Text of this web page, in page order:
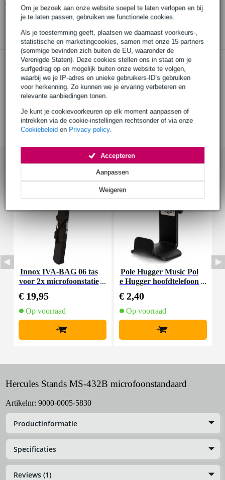
Om je bezoek aan onze website soepel te laten verlopen en bij
je te laten passen, gebruiken we functionele cookies.
Als je toestemming geeft, plaatsen we daarnaast voorkeurs-,
statistische en marketingcookies, samen met onze 15 partners
(sommige bevinden zich buiten de EU, waaronder de
Verenigde Staten). Deze cookies stellen ons in staat om je
surfgedrag op en mogelijk buiten onze website te volgen,
waarbij we je IP-adres en unieke gebruikers-ID’s gebruiken
voor herkenning. Zo kunnen we je ervaring verbeteren en
relevante aanbiedingen tonen.
Je kunt je cookievoorkeuren op elk moment aanpassen of
intrekken via de cookie-instellingen rechtsonder of via onze
Cookiebeleid en Privacy policy.
Weigeren
Aanpassen
Accepteren
Twijfel je of deHercules Stands MS-432B
microfoonstandaardbij je past? Doe de check.
Start de check
Productinformatie
handige microfoonstandaard
voorzien van 2-in-1 boom klem
snel microfoon bevestigen en losmaken met meegeleverde Quik-
N-EZ-adapter
Bekijk alle productspecificaties
Accessoires (4)
Innox IVA-BAG 06 tas
voor 2x microfoonstatie
€ 19,95
Op voorraad
+
Pole Hugger Music Pol
e Hugger hoofdtelefoon
€ 2,40
Op voorraad
+
Hercules Stands MS-432B microfoonstandaard
Artikelnr: 9000-0005-5830
Productinformatie
Specificaties
Reviews (1)